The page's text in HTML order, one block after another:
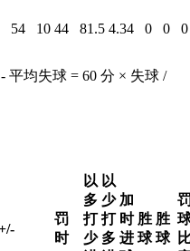
54 10 44 81.5 4.34 0 0
0
- 平均失球 = 60 分 × 失球 /
罚
时
以
多
打
少
以
少
打
多
加
时
进
胜
球
胜
球